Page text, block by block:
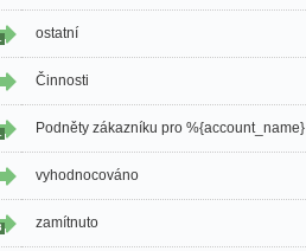
ostatní
Činnosti
Podněty zákazníku pro %{account_name}
vyhodnocováno
zamítnuto